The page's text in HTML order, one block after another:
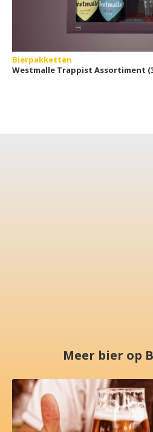
Bierpakketten
Westmalle Trappist Assortiment
Meer bier op